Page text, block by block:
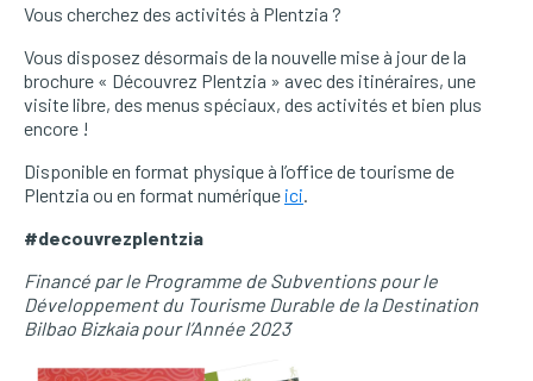
Vous cherchez des activités à Plentzia ?
Vous disposez désormais de la nouvelle mise à jour de la
brochure « Découvrez Plentzia » avec des itinéraires, une
visite libre, des menus spéciaux, des activités et bien plus
encore !
Disponible en format physique à l’office de tourisme de
Plentzia ou en format numérique ici
#decouvrezplentzia
Financé par le Programme de Subventions pour le
Développement du Tourisme Durable de la Destination
Bilbao Bizkaia pour l’Année 2023